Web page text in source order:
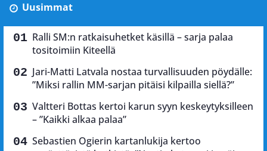
Uusimmat
Ralli SM:n ratkaisuhetket käsillä – sarja palaa
tositoimiin Kiteellä
Jari-Matti Latvala nostaa turvallisuuden pöydälle:
”Miksi rallin MM-sarjan pitäisi kilpailla siellä?”
Valtteri Bottas kertoi karun syyn keskeytyksilleen
– ”Kaikki alkaa palaa”
Sebastien Ogierin kartanlukija kertoo